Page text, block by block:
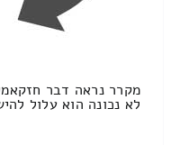
מקרר נראה דבר
לא נכונה הוא עלול